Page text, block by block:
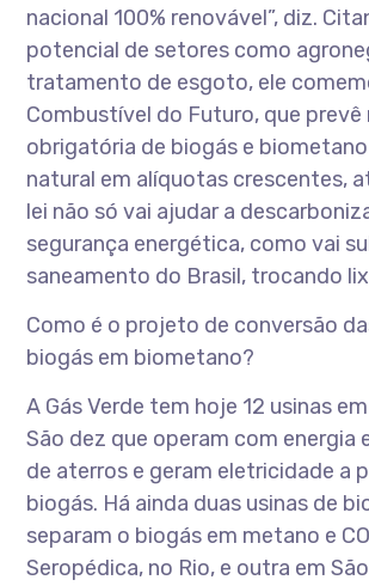
nacional 100% renovável”, diz.
potencial de setores como
tratamento de esgoto, ele
Combustível do Futuro, que prevê
obrigatória de biogás e
natural em alíquotas crescentes,
lei não só vai ajudar a
segurança energética, como vai
saneamento do Brasil, trocando
Como é o projeto de conversão
biogás em biometano?
A Gás Verde tem hoje 12 usinas
São dez que operam com energia
de aterros e geram eletricidade a
biogás. Há ainda duas usinas de
separam o biogás em metano e
Seropédica, no Rio, e outra em